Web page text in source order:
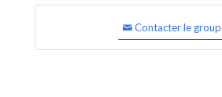
Contacter le